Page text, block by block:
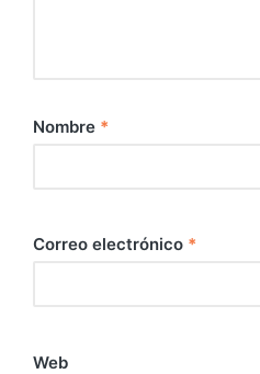
Nombre *
Correo electrónico *
Web